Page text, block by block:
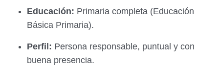
Educación: Primaria completa (Educación
Básica Primaria).
Perfil: Persona responsable, puntual y con
buena presencia.